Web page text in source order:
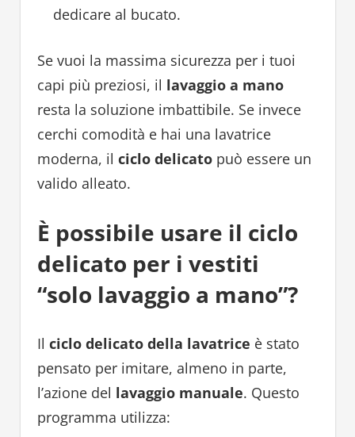
dedicare al bucato.
Se vuoi la massima sicurezza per i tuoi
capi più preziosi, il lavaggio a mano
resta la soluzione imbattibile. Se invece
cerchi comodità e hai una lavatrice
moderna, il ciclo delicatopuò essere un
valido alleato.
È possibile usare il ciclo
delicato per i vestiti
“solo lavaggio a mano”?
Il ciclo delicato della lavatrice è stato
pensato per imitare, almeno in parte,
l’azione del lavaggio manuale. Questo
programma utilizza: